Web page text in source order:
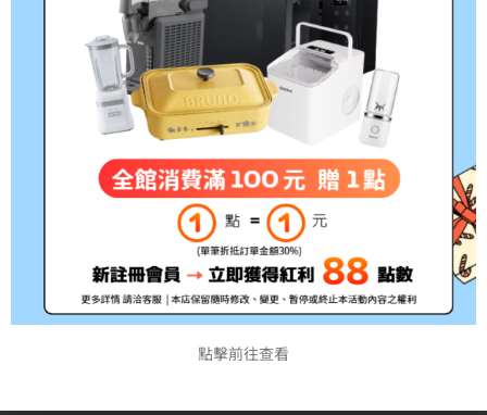
*此為耗材性用品，經拆封後不予退貨(除新品不
良)，拆封前請務必確認清楚型號!!
*出貨時間約3~5個工作天，如遇缺貨將另行通知
注意事項:
1.根據消保法第19條規定，網路購物消費者均享
有商品到貨七天鑑賞期（非試用期）之權益。如
欲試用請至原廠展示中心試用；3C商品如電腦、
印表機、耗材類（碳粉匣、墨水匣、專用紙儲存
點擊前往查看